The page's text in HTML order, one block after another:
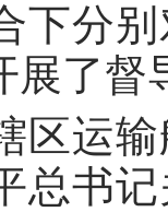
下分
展了督
运输
总书